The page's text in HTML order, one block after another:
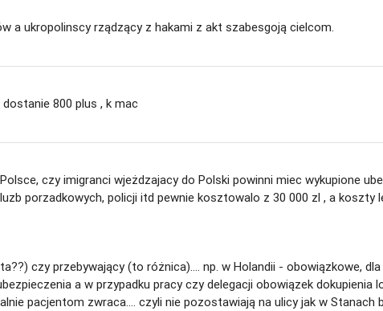
a ukropolinscy rządzący z hakami z akt szabesgoją cielcom.
800 plus , k mac
czy imigranci wjeżdzajacy do Polski powinni miec wykupione
porzadkowych, policji itd pewnie kosztowalo z 30 000 zl , a koszty
czy przebywający (to różnica).... np. w Holandii - obowiązkowe,
a w przypadku pracy czy delegacji obowiązek dokupienia
pacjentom zwraca.... czyli nie pozostawiają na ulicy jak w Stanach